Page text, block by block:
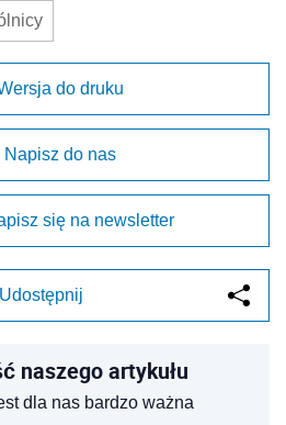
do druku
Napisz do nas
się na newsletter
Udostępnij
naszego artykułu
dla nas bardzo ważna